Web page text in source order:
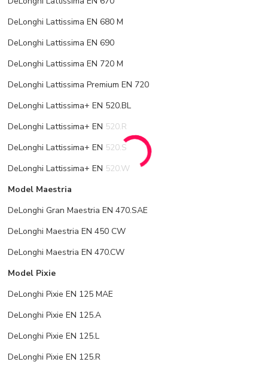
DeLonghi Lattissima EN 680 M
DeLonghi Lattissima EN 690
DeLonghi Lattissima EN 720 M
DeLonghi Lattissima Premium EN 720
DeLonghi Lattissima+ EN 520.BL
DeLonghi Lattissima+ EN 520.R
DeLonghi Lattissima+ EN 520.S
DeLonghi Lattissima+ EN 520.W
Model Maestria
DeLonghi Gran Maestria EN 470.SAE
DeLonghi Maestria EN 450 CW
DeLonghi Maestria EN 470.CW
Model Pixie
DeLonghi Pixie EN 125 MAE
DeLonghi Pixie EN 125.A
DeLonghi Pixie EN 125.L
DeLonghi Pixie EN 125.R